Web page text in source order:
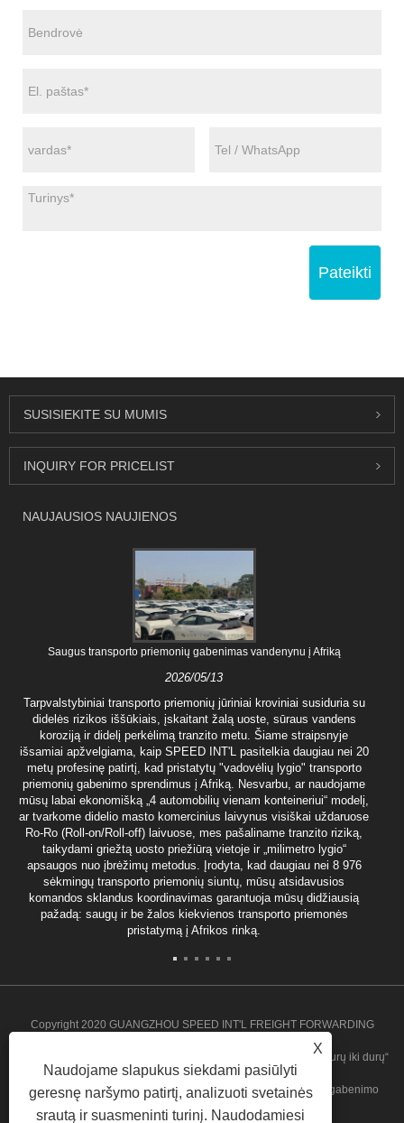
Pateikti
SUSISIEKITE SU MUMIS
INQUIRY FOR PRICELIST
NAUJAUSIOS NAUJIENOS
Saugus transporto priemonių gabenimas vandenynu į Afriką
2026/05/13
Tarpvalstybiniai transporto priemonių jūriniai kroviniai susiduria su
didelės rizikos iššūkiais, įskaitant žalą uoste, sūraus vandens
koroziją ir didelį perkėlimą tranzito metu. Šiame straipsnyje
išsamiai apžvelgiama, kaip SPEED INT'L pasitelkia daugiau nei 20
metų profesinę patirtį, kad pristatytų "vadovėlių lygio" transporto
priemonių gabenimo sprendimus į Afriką. Nesvarbu, ar naudojame
mūsų labai ekonomišką „4 automobilių vienam konteineriui“ modelį,
ar tvarkome didelio masto komercinius laivynus visiškai uždaruose
Ro-Ro (Roll-on/Roll-off) laivuose, mes pašaliname tranzito riziką,
taikydami griežtą uosto priežiūrą vietoje ir „milimetro lygio“
apsaugos nuo įbrėžimų metodus. Įrodyta, kad daugiau nei 8 976
sėkmingų transporto priemonių siuntų, mūsų atsidavusios
komandos sklandus koordinavimas garantuoja mūsų didžiausią
pažadą: saugų ir be žalos kiekvienos transporto priemonės
pristatymą į Afrikos rinką.
Copyright 2020 GUANGZHOU SPEED INT'L FREIGHT FORWARDING
CO.,LTD. - Angolos grupinis krovinių gabenimas, Angolos „nuo durų iki durų“
paslauga, masinių siuntų pertraukos, Ganos grupinio krovinių gabenimo
X
Naudojame slapukus siekdami pasiūlyti
geresnę naršymo patirtį, analizuoti svetainės
srautą ir suasmeninti turinį. Naudodamiesi